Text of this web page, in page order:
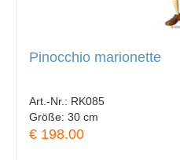
Pinocchio marionette
Art.-Nr.: RK085
Größe: 30 cm
€ 198.00